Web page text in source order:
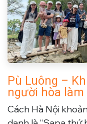
Pù Luông –
người hòa
Cách Hà Nội